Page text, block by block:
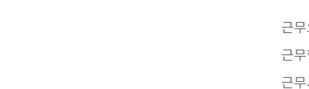
근무
근무
근